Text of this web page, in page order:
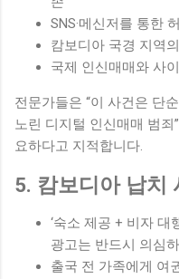
SNS·메신저를 통한
캄보디아 국경 지역
국제 인신매매와 사
전문가들은 “이 사건은 단
노린 디지털 인신매매 범죄
요하다고 지적합니다.
5. 캄보디아 납치
‘숙소 제공 + 비자 대
광고는 반드시 의심
출국 전 가족에게 여